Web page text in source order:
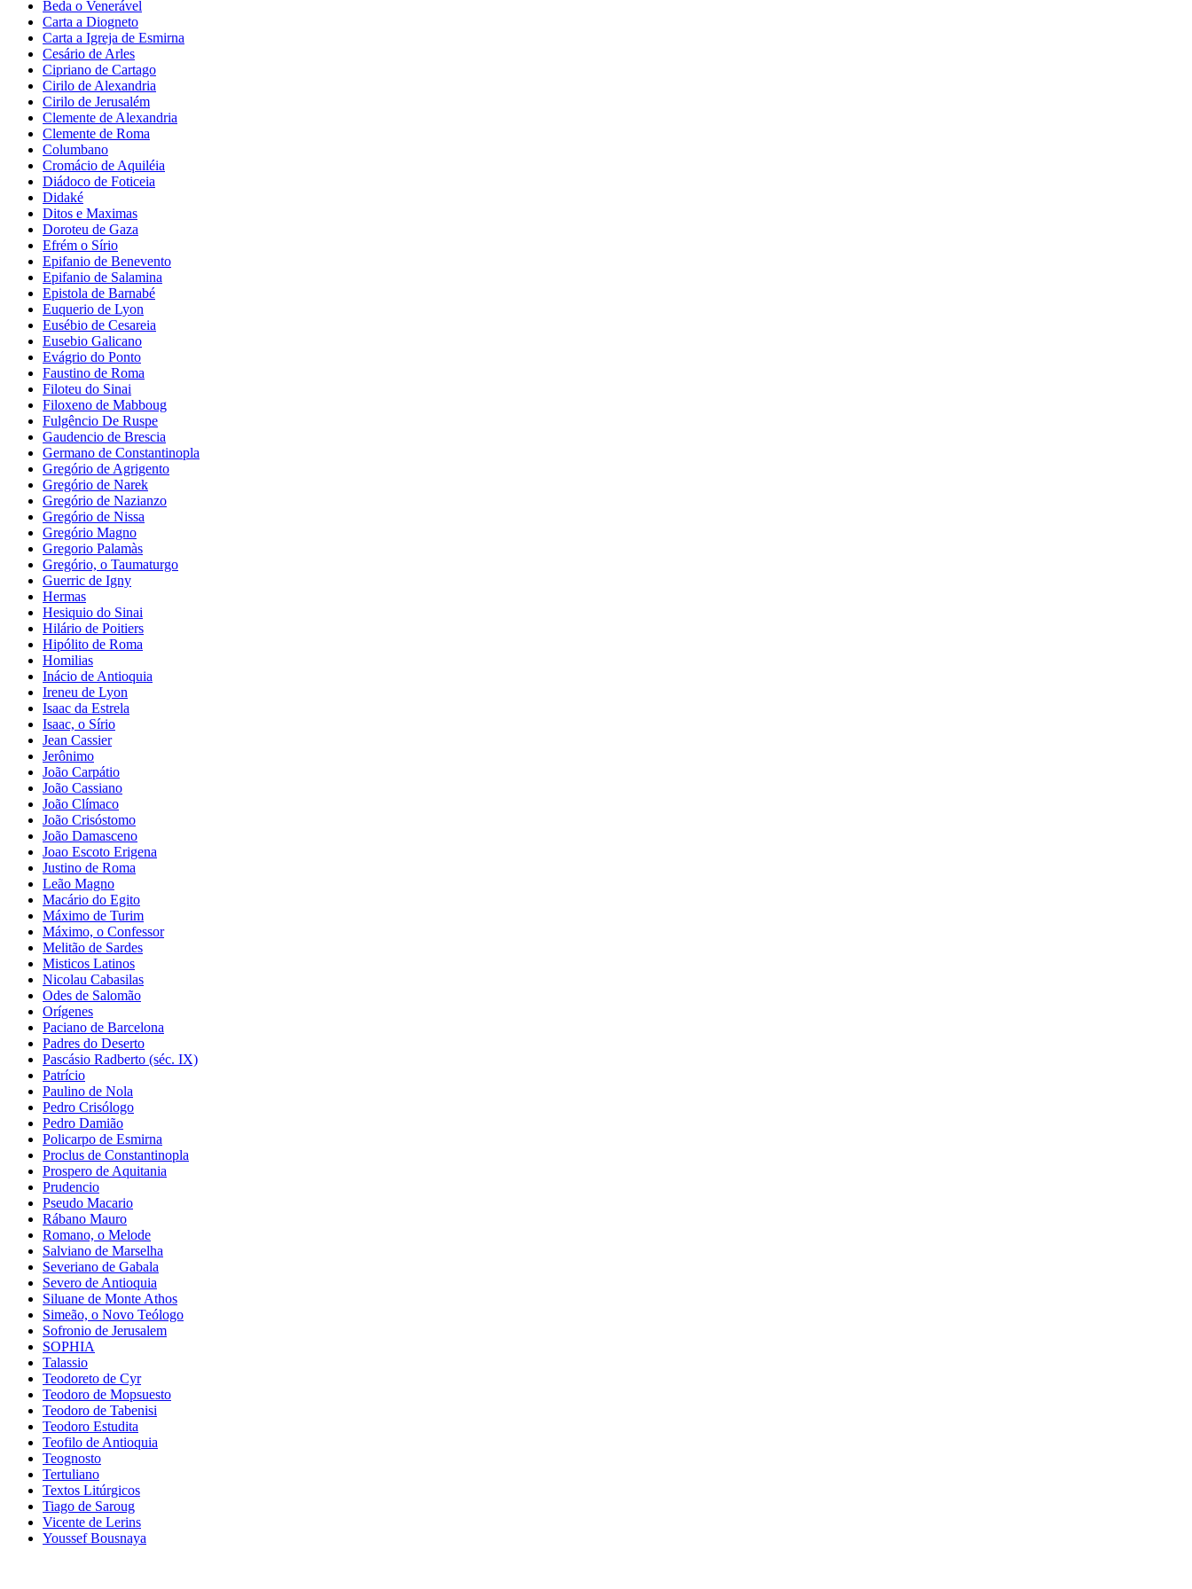
Beda o Venerável
Carta a Diogneto
Carta a Igreja de Esmirna
Cesário de Arles
Cipriano de Cartago
Cirilo de Alexandria
Cirilo de Jerusalém
Clemente de Alexandria
Clemente de Roma
Columbano
Cromácio de Aquiléia
Diádoco de Foticeia
Didaké
Ditos e Maximas
Doroteu de Gaza
Efrém o Sírio
Epifanio de Benevento
Epifanio de Salamina
Epistola de Barnabé
Euquerio de Lyon
Eusébio de Cesareia
Eusebio Galicano
Evágrio do Ponto
Faustino de Roma
Filoteu do Sinai
Filoxeno de Mabboug
Fulgêncio De Ruspe
Gaudencio de Brescia
Germano de Constantinopla
Gregório de Agrigento
Gregório de Narek
Gregório de Nazianzo
Gregório de Nissa
Gregório Magno
Gregorio Palamàs
Gregório, o Taumaturgo
Guerric de Igny
Hermas
Hesiquio do Sinai
Hilário de Poitiers
Hipólito de Roma
Homilias
Inácio de Antioquia
Ireneu de Lyon
Isaac da Estrela
Isaac, o Sírio
Jean Cassier
Jerônimo
João Carpátio
João Cassiano
João Clímaco
João Crisóstomo
João Damasceno
Joao Escoto Erigena
Justino de Roma
Leão Magno
Macário do Egito
Máximo de Turim
Máximo, o Confessor
Melitão de Sardes
Misticos Latinos
Nicolau Cabasilas
Odes de Salomão
Orígenes
Paciano de Barcelona
Padres do Deserto
Pascásio Radberto (séc. IX)
Patrício
Paulino de Nola
Pedro Crisólogo
Pedro Damião
Policarpo de Esmirna
Proclus de Constantinopla
Prospero de Aquitania
Prudencio
Pseudo Macario
Rábano Mauro
Romano, o Melode
Salviano de Marselha
Severiano de Gabala
Severo de Antioquia
Siluane de Monte Athos
Simeão, o Novo Teólogo
Sofronio de Jerusalem
SOPHIA
Talassio
Teodoreto de Cyr
Teodoro de Mopsuesto
Teodoro de Tabenisi
Teodoro Estudita
Teofilo de Antioquia
Teognosto
Tertuliano
Textos Litúrgicos
Tiago de Saroug
Vicente de Lerins
Youssef Bousnaya